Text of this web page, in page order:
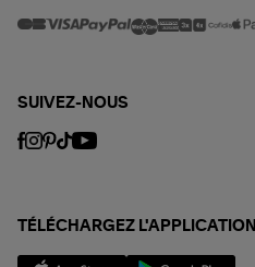
SUIVEZ-NOUS
TÉLÉCHARGEZ L'APPLICATION